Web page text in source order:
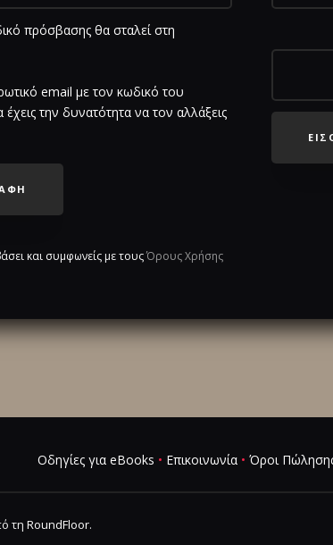
πρόσβασης θα σταλεί στη
email με τον κωδικό του
την δυνατότητα να τον αλλάξεις
και συμφωνείς με τουςΌρους Χρήσης
Οδηγίες για eBooks • Επικοινωνία • Όροι
τη RoundFloor.